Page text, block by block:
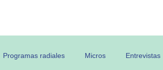
Programas radiales Micros Entrevistas